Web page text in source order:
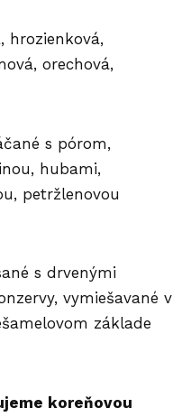
hrozienková,
orechová,
s pórom,
hubami,
petržlenovou
s drvenými
vymiešavané v
základe
koreňovou